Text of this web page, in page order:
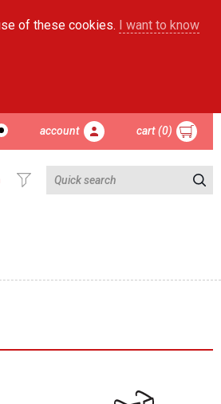
of these cookies. I want to know
account cart (0)